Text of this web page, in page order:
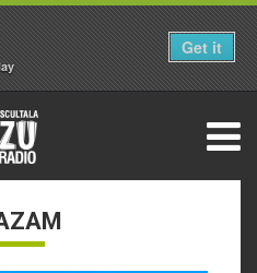
Get it